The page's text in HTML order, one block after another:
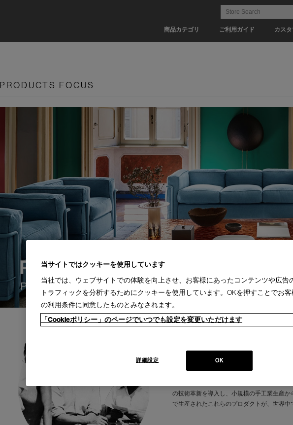
商品カテゴリ ご利用ガイド カス
PRODUCTS FOCUS
Products designed by Le
1964年、ル・コルビュジエと共作者らが存
ト・ぺリアンによる4つのモデルの復刻生
ンの始まりです。 これにより、ル・コルビ
ッシーナは、当時は珍しかったこれらの革
の技術革新を導入し、小規模の手工業生産
で生産されたこれらのプロダクトが、世界中
当サイトではクッキーを使用しています
当社では、ウェブサイトでの体験を向上させ、お客様にあったコンテンツや広告
トラフィックを分析するためにクッキーを使用しています。OKを押すことでお客
の利用条件に同意したものとみなされます。
「Cookieポリシー」のページでいつでも設定を変更いただけます
OK
詳細設定